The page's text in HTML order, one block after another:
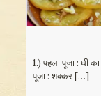
1.) पहला पूजा : घी
पूजा : शक्कर[…]